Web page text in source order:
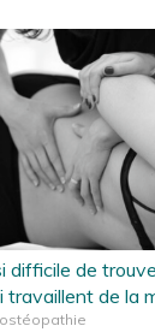
difficile de
de la